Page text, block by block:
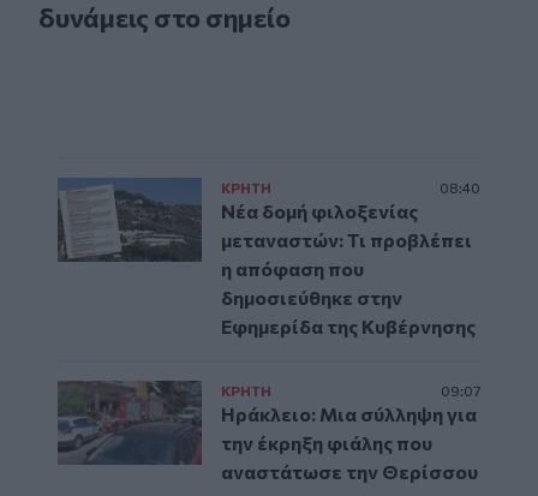
δυνάμεις στο σημείο
ΚΡΗΤΗ 08:40
Νέα δομή φιλοξενίας
μεταναστών: Τι προβλέπει
η απόφαση που
δημοσιεύθηκε στην
Εφημερίδα της Κυβέρνησης
ΚΡΗΤΗ 09:07
Ηράκλειο: Μια σύλληψη για
την έκρηξη φιάλης που
αναστάτωσε την Θερίσσου